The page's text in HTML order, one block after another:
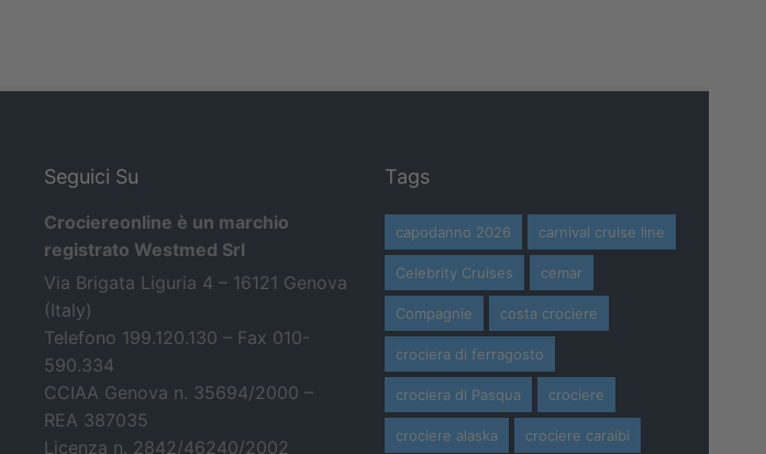
Seguici Su
Crociereonline è un marchio
registrato Westmed Srl
Via Brigata Liguria 4 – 16121 Genova
(Italy)
Telefono 199.120.130 – Fax 010-
590.334
CCIAA Genova n. 35694/2000 –
REA 387035
Licenza n. 2842/46240/2002
Tags
capodanno 2026 carnival cruise line
Celebrity Cruises cemar
Compagnie costa crociere
crociera di ferragosto
crociera di Pasqua crociere
crociere alaska crociere caraibi